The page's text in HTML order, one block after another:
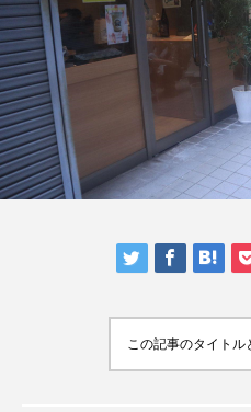
コラム
トップページ
人気の記事ランキング
メンバー
会社概要
この記事のタイト